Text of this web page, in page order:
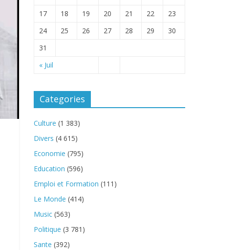
« Juil
17
18 19 20 21 22
23
24
25 26 27 28 29
30
31
Categories
Culture (1 383)
Divers (4 615)
Economie (795)
Education (596)
Emploi et Formation (111)
Le Monde (414)
Music (563)
Politique (3 781)
Sante (392)